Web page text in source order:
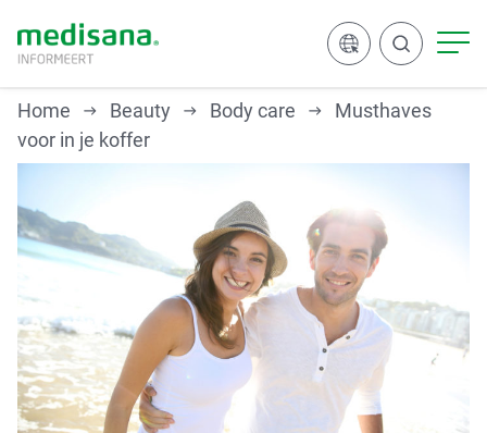
Zoeken
Home Beauty Body care
Musthaves
voor in je koffer